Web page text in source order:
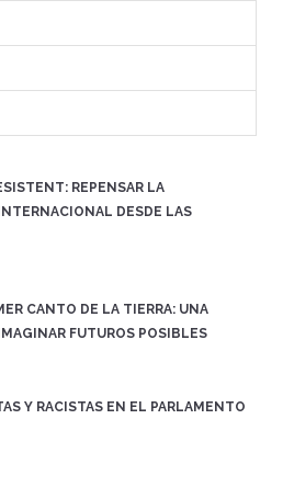
REPENSAR LA
DESDE LAS
CANTO DE LA TIERRA: UNA
FUTUROS POSIBLES
Y RACISTAS EN EL PARLAMENTO